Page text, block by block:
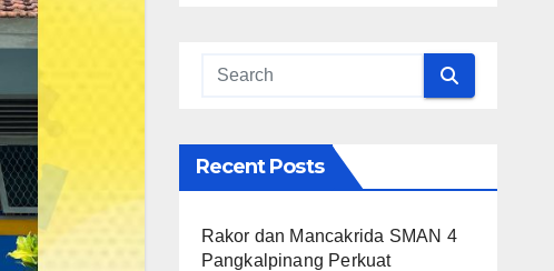
Recent Posts
Rakor dan Mancakrida SMAN 4
Pangkalpinang Perkuat